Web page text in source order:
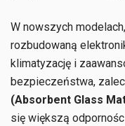
W nowszych
rozbudowaną
klimatyzację i
bezpieczeństwa,
(Absorbent Glass
się większą